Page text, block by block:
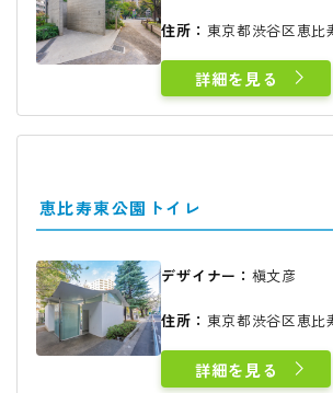
住所： 東京都渋谷区恵比
詳細を見る
恵比寿東公園トイレ
デザイナー： 槇文彦
住所： 東京都渋谷区恵比
詳細を見る